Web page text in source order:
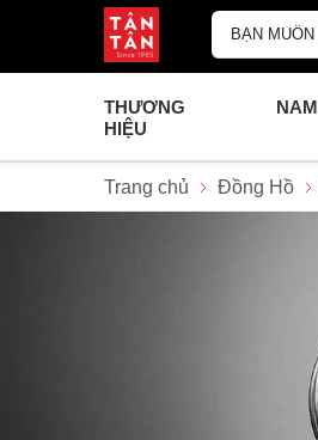
THƯƠNG
HIỆU
NAM
Trang chủ Đồng Hồ